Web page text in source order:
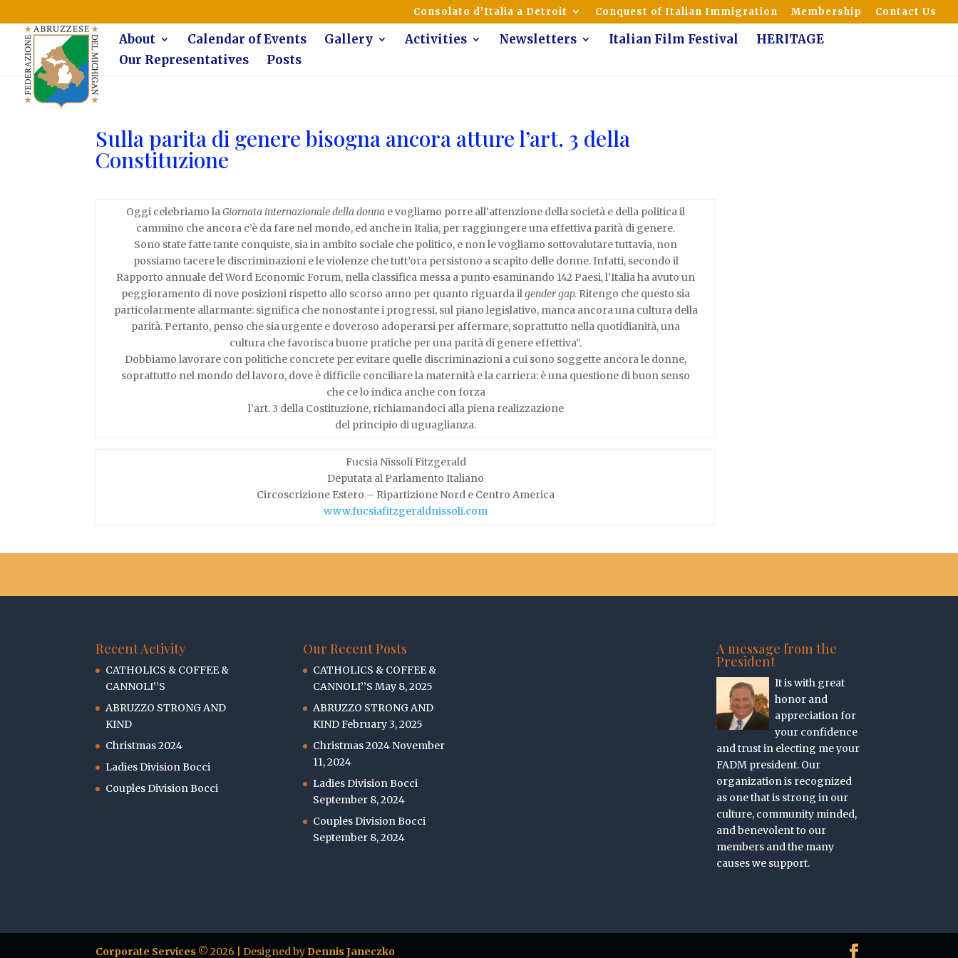
The Federazione Abruzzese del Michigan, Clinton Township, community of Italian AmericansConsolato d’Italia a Detroit Conquest of Italian Immigration Membership Contact Us
About Calendar of Events Gallery Activities Newsletters Italian Film Festival
HERITAGE
Our Representatives
Posts
Sulla parita di genere bisogna ancora atture l’art. 3 della
Constituzione
Oggi celebriamo laGiornata internazionale della donna e vogliamo porre all’attenzione della società e della politica il
cammino che ancora c’è da fare nel mondo, ed anche in Italia, per raggiungere una effettiva parità di genere.
Sono state fatte tante conquiste, sia in ambito sociale che politico, e non le vogliamo sottovalutare tuttavia, non
possiamo tacere le discriminazioni e le violenze che tutt’ora persistono a scapito delle donne. Infatti, secondo il
Rapporto annuale del Word Economic Forum, nella classifica messa a punto esaminando 142 Paesi, l’Italia ha avuto un
peggioramento di nove posizioni rispetto allo scorso anno per quanto riguarda ilgender gap. Ritengo che questo sia
particolarmente allarmante: significa che nonostante i progressi, sul piano legislativo, manca ancora una cultura della
parità. Pertanto, penso che sia urgente e doveroso adoperarsi per affermare, soprattutto nella quotidianità, una
cultura che favorisca buone pratiche per una parità di genere effettiva”.
Dobbiamo lavorare con politiche concrete per evitare quelle discriminazioni a cui sono soggette ancora le donne,
soprattutto nel mondo del lavoro, dove è difficile conciliare la maternità e la carriera: è una questione di buon senso
che ce lo indica anche con forza
l’art. 3 della Costituzione, richiamandoci alla piena realizzazione
del principio di uguaglianza.
Fucsia Nissoli Fitzgerald
Deputata al Parlamento Italiano
Circoscrizione Estero – Ripartizione Nord e Centro America
www.fucsiafitzgeraldnissoli.com
Recent Activity
CATHOLICS & COFFEE &
CANNOLI’’S
ABRUZZO STRONG AND
KIND
Christmas 2024
Ladies Division Bocci
Couples Division Bocci
Our Recent Posts
CATHOLICS & COFFEE &
CANNOLI’’S May 8, 2025
ABRUZZO STRONG AND
KINDFebruary 3, 2025
Christmas 2024 November
11, 2024
Ladies Division Bocci
September 8, 2024
Couples Division Bocci
September 8, 2024
A message from the
President
It is with great
honor and
appreciation for
your confidence
and trust in electing me your
FADM president. Our
organization is recognized
as one that is strong in our
culture, community minded,
and benevolent to our
members and the many
causes we support.
Corporate Services © 2026 | Designed by Dennis Janeczko